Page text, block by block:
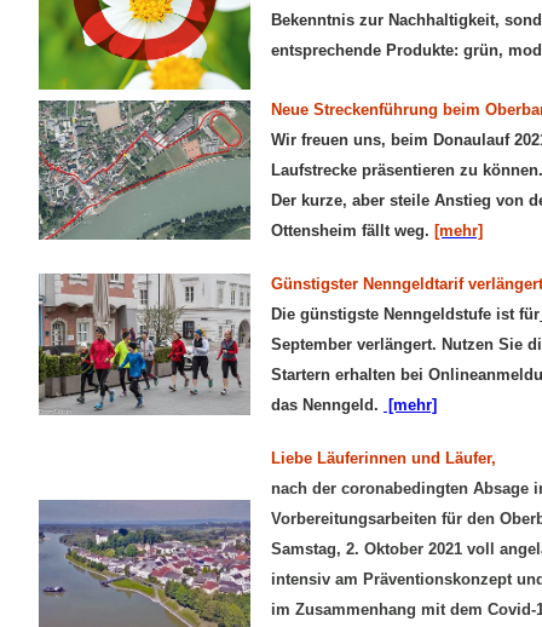
Bekenntnis zur Nachhaltigkeit,
entsprechende Produkte: grün,
Neue Streckenführung beim
Wir freuen uns, beim Donaulauf
Laufstrecke präsentieren zu können.
Der kurze, aber steile Anstieg von
Ottensheim fällt weg. [mehr]
Günstigster Nenngeldtarif verlängert
Die günstigste Nenngeldstufe ist für
September verlängert. Nutzen Sie
Startern erhalten bei
das Nenngeld. [mehr]
Liebe Läuferinnen und Läufer,
nach der coronabedingten Absage
Vorbereitungsarbeiten für den
Samstag, 2. Oktober 2021 voll
intensiv am Präventionskonzept
im Zusammenhang mit dem Covid-